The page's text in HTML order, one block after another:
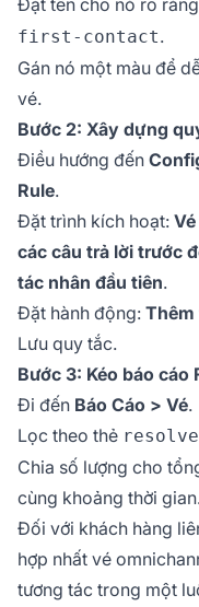
Đặt tên cho nó rõ
first-contact.
Gán nó một màu để
vé.
Bước 2: Xây dựng
Điều hướng đến
Rule.
Đặt trình kích hoạt:
các câu trả lời trước
tác nhân đầu tiên.
Đặt hành động:
Lưu quy tắc.
Bước 3: Kéo báo cáo
Đi đến Báo Cáo > Vé.
Lọc theo thẻ
Chia số lượng cho
cùng khoảng thời
Đối với khách hàng
hợp nhất vé
tương tác trong một